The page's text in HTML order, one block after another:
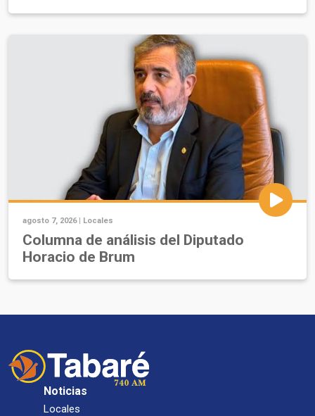
agosto 7, 2026 | Locales
Columna de análisis del Diputado
Horacio de Brum
Noticias
Locales